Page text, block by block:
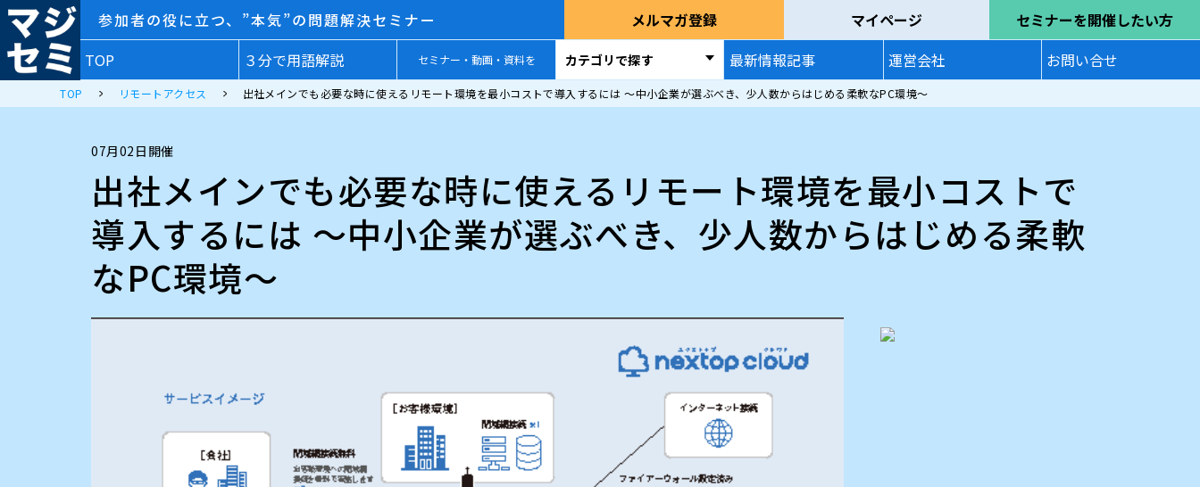
参加者の役に立つ、”本気”の問題解決セミナー メルマガ登録 マイページ
セミナーを開催したい方
TOP
３分で用語解説 セミナー・動画・資料を カテゴリで探す 最新情報記事 運営会社 お問い合せ
TOP リモートアクセス 出社メインでも必要な時に使えるリモート環境を最小コストで導入するには 〜中小企業が選ぶべき、少人数からはじめる柔軟なPC環境〜
07月02日開催
出社メインでも必要な時に使えるリモート環境を最小コストで
導入するには 〜中小企業が選ぶべき、少人数からはじめる柔軟
なPC環境〜